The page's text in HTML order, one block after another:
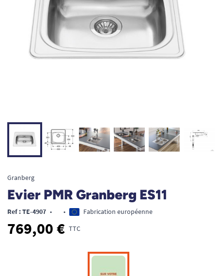
Granberg
Evier PMR Granberg ES11
Ref : TE-4907 • • Fabrication européenne
769,00 € TTC